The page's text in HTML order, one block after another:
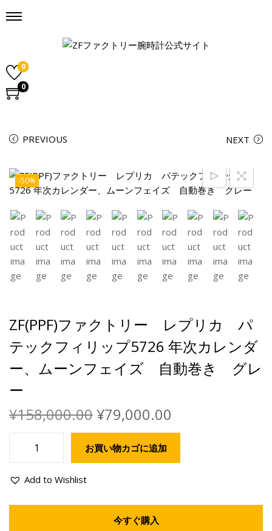
0
0
PREVIOUS NEXT
-50%
ZF(PPF)ファクトリー レプリカ パ
テックフィリップ5726 年次カレンダ
ー、ムーンフェイズ 自動巻き グレ
ー
¥158,000.00¥79,000.00
お買い物カゴに追加
Add to Wishlist
今すぐ購入